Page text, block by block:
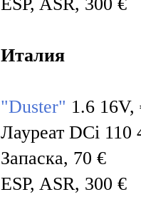
Италия
"Duster" 1.6 16V,
Лауреат DCi 110
Запаска, 70 €
ESP, ASR, 300 €